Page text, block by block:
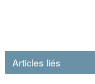
Articles liés